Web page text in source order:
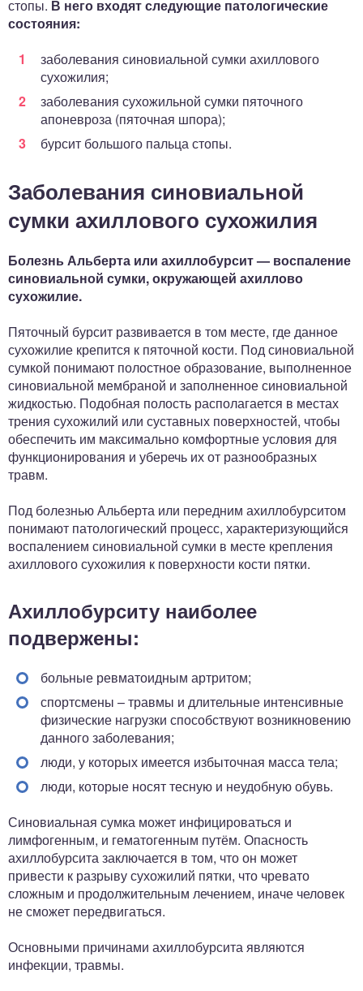
стопы. В него входят следующие патологические
состояния:
заболевания синовиальной сумки ахиллового
сухожилия;
заболевания сухожильной сумки пяточного
апоневроза (пяточная шпора);
бурсит большого пальца стопы.
Заболевания синовиальной
сумки ахиллового сухожилия
Болезнь Альберта или ахиллобурсит — воспаление
синовиальной сумки, окружающей ахиллово
сухожилие.
Пяточный бурсит развивается в том месте, где данное
сухожилие крепится к пяточной кости. Под синовиальной
сумкой понимают полостное образование, выполненное
синовиальной мембраной и заполненное синовиальной
жидкостью. Подобная полость располагается в местах
трения сухожилий или суставных поверхностей, чтобы
обеспечить им максимально комфортные условия для
функционирования и уберечь их от разнообразных
травм.
Под болезнью Альберта или передним ахиллобурситом
понимают патологический процесс, характеризующийся
воспалением синовиальной сумки в месте крепления
ахиллового сухожилия к поверхности кости пятки.
Ахиллобурситу наиболее
подвержены:
больные ревматоидным артритом;
спортсмены – травмы и длительные интенсивные
физические нагрузки способствуют возникновению
данного заболевания;
люди, у которых имеется избыточная масса тела;
люди, которые носят тесную и неудобную обувь.
Синовиальная сумка может инфицироваться и
лимфогенным, и гематогенным путём. Опасность
ахиллобурсита заключается в том, что он может
привести к разрыву сухожилий пятки, что чревато
сложным и продолжительным лечением, иначе человек
не сможет передвигаться.
Основными причинами ахиллобурсита являются
инфекции, травмы.